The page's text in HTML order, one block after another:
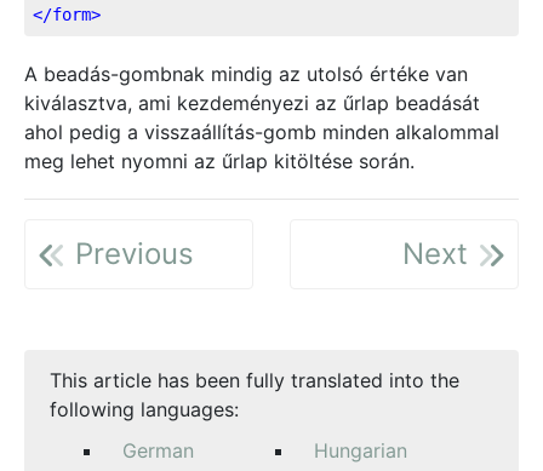
</form>
A beadás-gombnak mindig az utolsó értéke van
kiválasztva, ami kezdeményezi az űrlap beadását
ahol pedig a visszaállítás-gomb minden alkalommal
meg lehet nyomni az űrlap kitöltése során.
Previous Next
This article has been fully translated into the
following languages:
German
Hungarian